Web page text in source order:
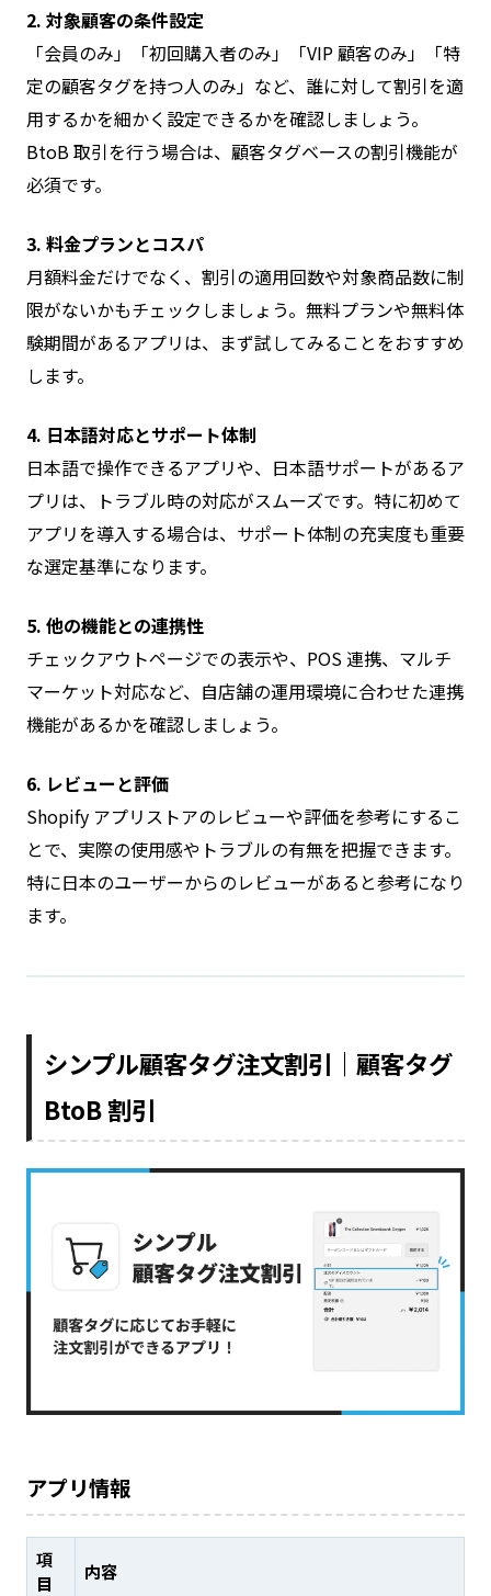
2. 対象顧客の条件設定
「会員のみ」「初回購入者のみ」「VIP 顧客のみ」「特
定の顧客タグを持つ人のみ」など、誰に対して割引を適
用するかを細かく設定できるかを確認しましょう。
BtoB 取引を行う場合は、顧客タグベースの割引機能が
必須です。
3. 料金プランとコスパ
月額料金だけでなく、割引の適用回数や対象商品数に制
限がないかもチェックしましょう。無料プランや無料体
験期間があるアプリは、まず試してみることをおすすめ
します。
4. 日本語対応とサポート体制
日本語で操作できるアプリや、日本語サポートがあるア
プリは、トラブル時の対応がスムーズです。特に初めて
アプリを導入する場合は、サポート体制の充実度も重要
な選定基準になります。
5. 他の機能との連携性
チェックアウトページでの表示や、POS 連携、マルチ
マーケット対応など、自店舗の運用環境に合わせた連携
機能があるかを確認しましょう。
6. レビューと評価
Shopify アプリストアのレビューや評価を参考にするこ
とで、実際の使用感やトラブルの有無を把握できます。
特に日本のユーザーからのレビューがあると参考になり
ます。
シンプル顧客タグ注文割引｜顧客タグ
BtoB 割引
アプリ情報
項
目
内容